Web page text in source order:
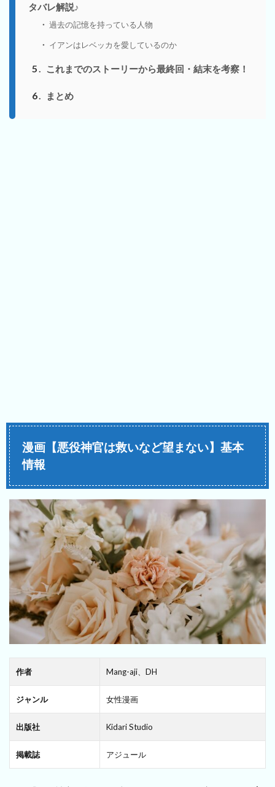
タバレ解説♪
過去の記憶を持っている人物
イアンはレベッカを愛しているのか
5 これまでのストーリーから最終回・結末を考察！
6 まとめ
漫画【悪役神官は救いなど望まない】基本
情報
作者 Mang-aji、DH
ジャンル 女性漫画
出版社 Kidari Studio
掲載誌 アジュール